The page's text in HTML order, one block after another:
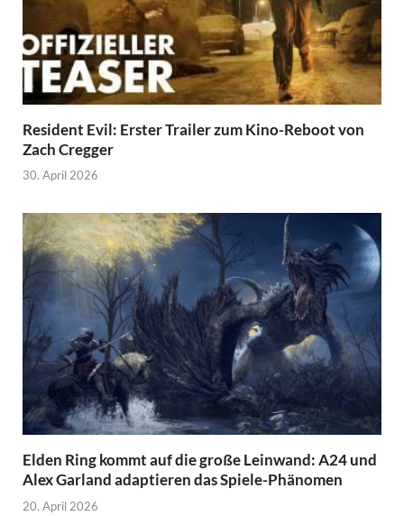
Resident Evil: Erster Trailer zum Kino-Reboot von
Zach Cregger
30. April 2026
Elden Ring kommt auf die große Leinwand: A24 und
Alex Garland adaptieren das Spiele-Phänomen
20. April 2026